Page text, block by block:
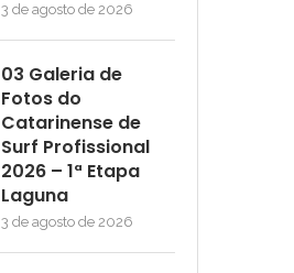
3 de agosto de 2026
03 Galeria de
Fotos do
Catarinense de
Surf Profissional
2026 – 1ª Etapa
Laguna
3 de agosto de 2026